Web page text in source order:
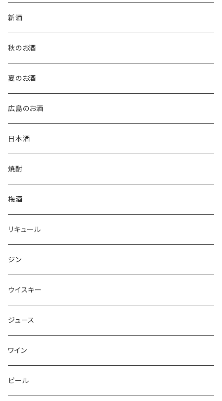
新酒
秋のお酒
夏のお酒
広島のお酒
日本酒
焼酎
梅酒
リキュール
ジン
ウイスキー
ジュース
ワイン
ビール